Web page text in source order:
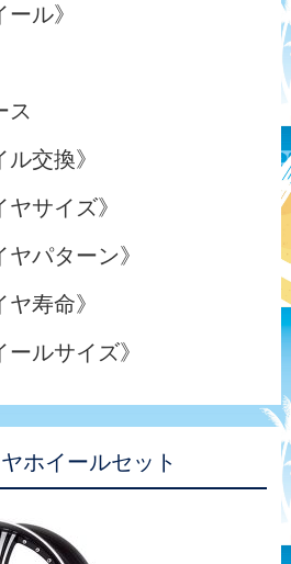
ル》
ス
交換》
サイズ》
パターン》
寿命》
ルサイズ》
ホイールセット